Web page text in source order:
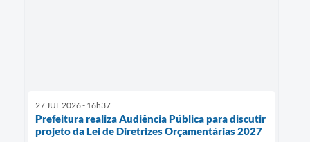
Diário Oficial
27 JUL 2026 - 16h37
Prefeitura realiza Audiência Pública para discutir
projeto da Lei de Diretrizes Orçamentárias 2027